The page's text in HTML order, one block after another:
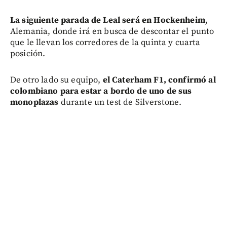
La siguiente parada de Leal será en Hockenheim,
Alemania, donde irá en busca de descontar el punto
que le llevan los corredores de la quinta y cuarta
posición.
De otro lado su equipo, el Caterham F1, confirmó al
colombiano para estar a bordo de uno de sus
monoplazas durante un test de Silverstone.